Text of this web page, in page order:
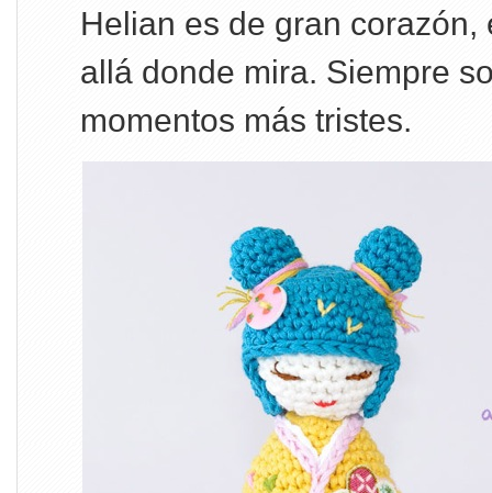
Helian es de gran
allá donde mira. Siempre
momentos más tristes.